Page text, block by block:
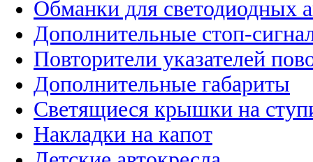
Обманки для светодиодных
Дополнительные стоп-
Повторители указателей
Дополнительные габариты
Светящиеся крышки на
Накладки на капот